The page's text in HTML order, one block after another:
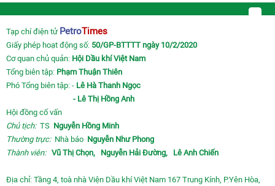
Tạp chí điện tử PetroTimes
Giấy phép hoạt động số: 50/GP-BTTTT ngày 10/2/2020
Cơ quan chủ quản: Hội Dầu khí Việt Nam
Tổng biên tập: Phạm Thuận Thiên
Phó Tổng biên tập: - Lê Hà Thanh Ngọc
- Lê Thị Hồng Anh
Hội đồng cố vấn
Chủ tịch:TS Nguyễn Hồng Minh
Thường trực: Nhà báo Nguyễn Như Phong
Thành viên: Vũ Thị Chọn, Nguyễn Hải Đường, Lê Anh Chiến
Địa chỉ: Tầng 4, toà nhà Viện Dầu khí Việt Nam 167 Trung Kính, P.Yên Hòa,